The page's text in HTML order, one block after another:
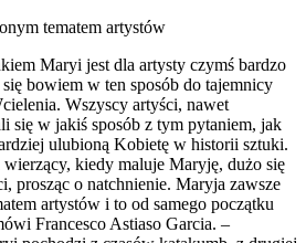
tematem artystów
Maryi jest dla artysty czymś bardzo
bowiem w ten sposób do tajemnicy
Wszyscy artyści, nawet
się w jakiś sposób z tym pytaniem, jak
ulubioną Kobietę w historii sztuki.
kiedy maluje Maryję, dużo się
prosząc o natchnienie. Maryja zawsze
artystów i to od samego początku
Francesco Astiaso Garcia. –